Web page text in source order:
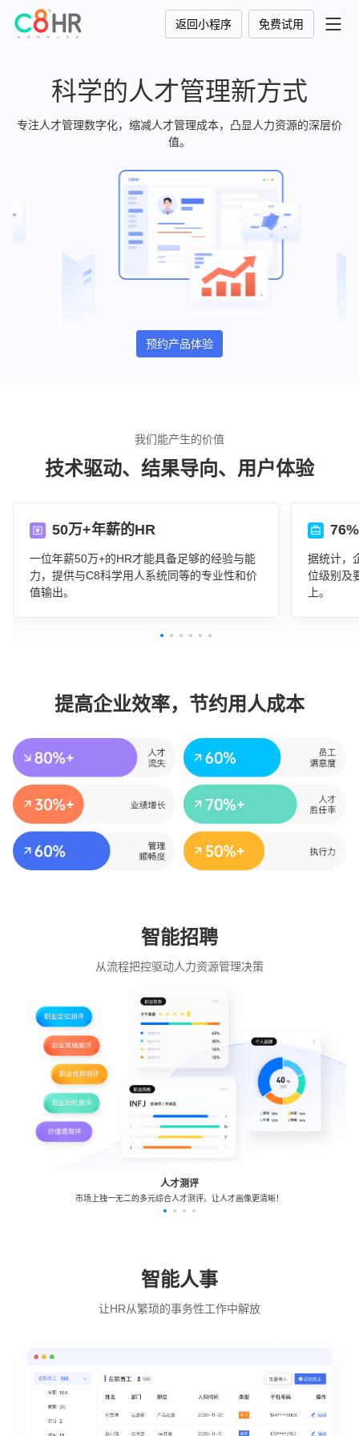
返回小程序 免费试用
科学的人才管理新方式
专注人才管理数字化，缩减人才管理成本，凸显人力资源的深层价
值。
预约产品体验
我们能产生的价值
技术驱动、结果导向、用户体验
50万+年薪的HR
一位年薪50万+的HR才能具备足够的经验与能
力，提供与C8科学用人系统同等的专业性和价
值输出。
据统计，
位级别及
上。
提高企业效率，节约用人成本
智能招聘
从流程把控驱动人力资源管理决策
人才测评
市场上独一无二的多元综合人才测评。让人才画像更清晰！
智能人事
让HR从繁琐的事务性工作中解放